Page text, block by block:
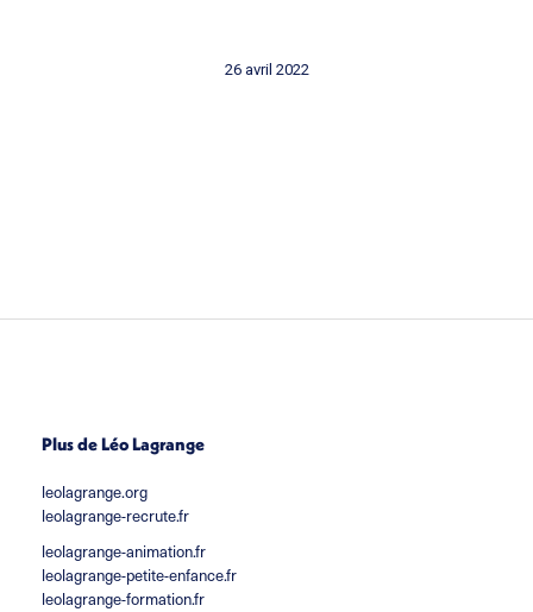
26 avril 2022
Plus de Léo Lagrange
leolagrange.org
leolagrange-recrute.fr
leolagrange-animation.fr
leolagrange-petite-enfance.fr
leolagrange-formation.fr